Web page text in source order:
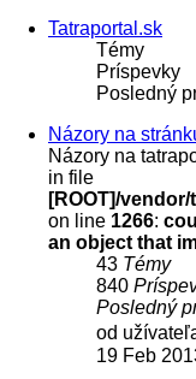
Tatraportal.sk
Témy
Príspevky
Posledný
Názory na
Názory na
in file
[ROOT]/
on line 1266:
an object that
43 Témy
840
Posledný
od
19 Feb